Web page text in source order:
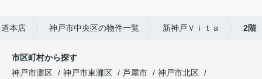
本店 神戸市中央区の物件一覧 新神戸Ｖｉｔａ 2階
市区町村から探す
神戸市灘区
神戸市東灘区 芦屋市
神戸市北区